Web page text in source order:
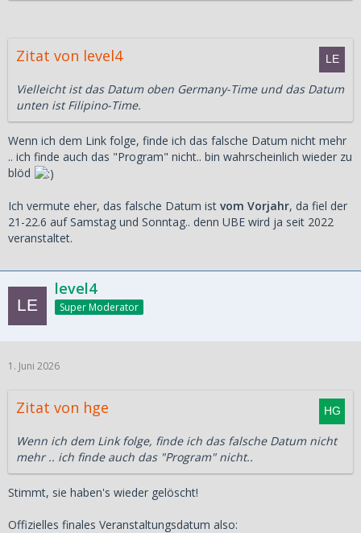
Zitat von level4
Vielleicht ist das Datum oben Germany-Time und das Datum
unten ist Filipino-Time.
Wenn ich dem Link folge, finde ich das falsche Datum nicht mehr
.. ich finde auch das "Program" nicht.. bin wahrscheinlich wieder zu
blöd
Ich vermute eher, das falsche Datum ist vom Vorjahr, da fiel der
21-22.6 auf Samstag und Sonntag.. denn UBE wird ja seit 2022
veranstaltet.
level4
Super Moderator
1. Juni 2026
Zitat von hge
Wenn ich dem Link folge, finde ich das falsche Datum nicht
mehr .. ich finde auch das "Program" nicht..
Stimmt, sie haben's wieder gelöscht!
Offizielles finales Veranstaltungsdatum also: